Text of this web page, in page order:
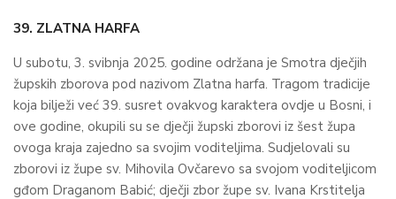
39. ZLATNA HARFA
U subotu, 3. svibnja 2025. godine održana je Smotra dječjih
župskih zborova pod nazivom Zlatna harfa. Tragom tradicije
koja bilježi već 39. susret ovakvog karaktera ovdje u Bosni, i
ove godine, okupili su se dječji župski zborovi iz šest župa
ovoga kraja zajedno sa svojim voditeljima. Sudjelovali su
zborovi iz župe sv. Mihovila Ovčarevo sa svojom voditeljicom
gđom Draganom Babić; dječji zbor župe sv. Ivana Krstitelja